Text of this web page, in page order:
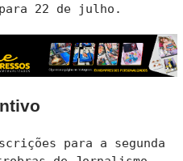
22 de julho.
para a segunda